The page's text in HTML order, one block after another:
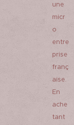
une
micr
o
entre
prise
franç
aise.
En
ache
tant